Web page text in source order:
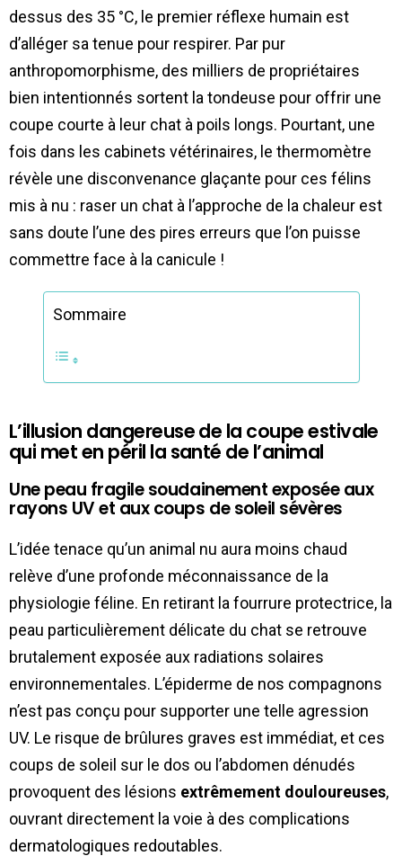
dessus des 35 °C, le premier réflexe humain est
d’alléger sa tenue pour respirer. Par pur
anthropomorphisme, des milliers de propriétaires
bien intentionnés sortent la tondeuse pour offrir une
coupe courte à leur chat à poils longs. Pourtant, une
fois dans les cabinets vétérinaires, le thermomètre
révèle une disconvenance glaçante pour ces félins
mis à nu : raser un chat à l’approche de la chaleur est
sans doute l’une des pires erreurs que l’on puisse
commettre face à la canicule !
Sommaire
L’illusion dangereuse de la coupe estivale
qui met en péril la santé de l’animal
Une peau fragile soudainement exposée aux
rayons UV et aux coups de soleil sévères
L’idée tenace qu’un animal nu aura moins chaud
relève d’une profonde méconnaissance de la
physiologie féline. En retirant la fourrure protectrice, la
peau particulièrement délicate du chat se retrouve
brutalement exposée aux radiations solaires
environnementales. L’épiderme de nos compagnons
n’est pas conçu pour supporter une telle agression
UV. Le risque de brûlures graves est immédiat, et ces
coups de soleil sur le dos ou l’abdomen dénudés
provoquent des lésions extrêmement douloureuses,
ouvrant directement la voie à des complications
dermatologiques redoutables.